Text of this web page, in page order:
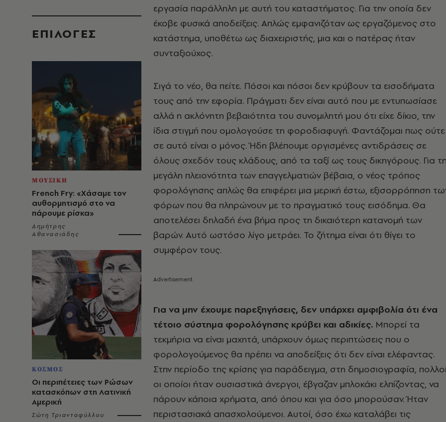
EΠΙΛΟΓΈΣ
ΜΟΥΣΙΚΗ
French Fry: «Χάσαμε τον
αυθορμητισμό στο να
πάρουμε ρίσκα»
Δημήτρης
Αθανασιάδης
ΚΟΣΜΟΣ
Οι περιπέτειες των Ρώσων
κατασκόπων στη Λατινική
Αμερική
Σώτη Τριανταφύλλου
εργασία παράλληλη με αυτή του καταστήματος. Για την οποία δεν
έκοβε φυσικά αποδείξεις. Απλώς εμφανιζόταν ως εργαζόμενος στο
κατάστημα, υποθέτω ως διαχειριστής, μια και ο πατέρας ήταν
συνταξιούχος.
Σιγά το νέο, θα πείτε. Πόσοι και πόσοι δεν κρύβουν τα εισοδήματα
τους από την εφορία. Πράγματι δεν είναι αυτό που με εντυπωσίασε
αλλά η ακλόνητη βεβαιότητα του συνομιλητή μου ότι είχε δίκιο, την
ίδια στιγμή που ομολογούσε τη φοροδιαφυγή. Φαντάζομαι πως ούτε
σε αυτό είναι ο μόνος. Ήδη βλέπουμε οργισμένες αντιδράσεις σε
όλους σχεδόν τους κλάδους, από τα ταξί ως τους δικηγόρους. Για
μεγάλη πλειονότητα των επαγγελματιών βέβαια, ο νέος τρόπος
φορολόγησης απλώς θα επιφέρει μια μερική έστω, εξισορρόπηση
φόρων που θα πληρώνουν με το πραγματικό τους εισόδημα. Θα
αποτελέσει δηλαδή ένα βήμα προς τη δικαιότερη κατανομή των
βαρών. Αυτό ωστόσο λίγο μετράει. Το ζήτημα είναι ότι θίγει το
συμφέρον τους.
Για να μην έχουμε παρεξηγήσεις, δεν υπάρχει αμφιβολία ότι ένα
τέτοιο σύστημα φορολόγησης κρύβει και αδικίες. Μπορεί τα
τεκμήρια να είναι μαχητά, υπάρχουν όμως περιπτώσεις που ο
φορολογούμενος θα πρέπει να αποδείξεις ότι δεν είναι ελέφαντας.
Στην περίοδο της κρίσης για παράδειγμα, στη δημοσιογραφία,
οι οποίοι ήταν ουσιαστικά άνεργοι, έβγαζαν μπλοκάκι ελπίζοντας, να
πάρουν κάποια χρήματα, από όπου και για όσο μπορούσαν. Ήταν
περιστασιακά απασχολούμενοι. Αυτοί, όσο έχω καταλάβει τις